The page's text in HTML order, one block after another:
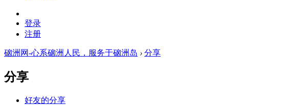
登录
注册
硇洲网-心系硇洲人民，服务于硇洲岛 › 分享
分享
好友的分享